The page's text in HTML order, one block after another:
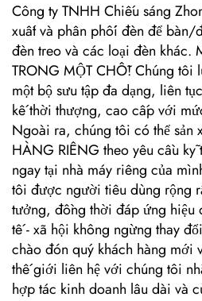
Công ty TNHH Chiếu sáng
xuất và phân phối đèn để
đèn treo và các loại đèn khác.
TRONG MỘT CHỖ! Chúng tôi
một bộ sưu tập đa dạng, liên
kế thời thượng, cao cấp với
Ngoài ra, chúng tôi có thể sản
HÀNG RIÊNG theo yêu cầu kỹ
ngay tại nhà máy riêng của
tôi được người tiêu dùng rộng
tưởng, đồng thời đáp ứng hiệu
tế - xã hội không ngừng thay
chào đón quý khách hàng mới
thế giới liên hệ với chúng tôi
hợp tác kinh doanh lâu dài và